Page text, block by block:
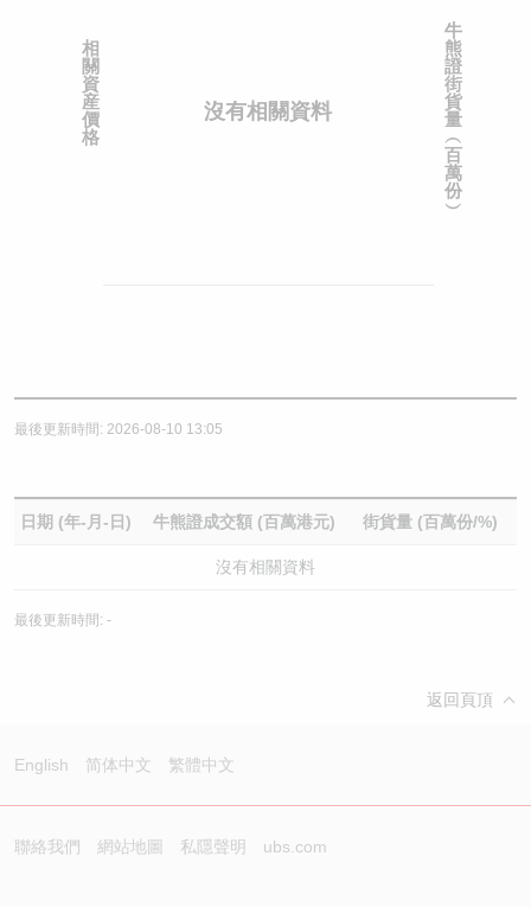
沒有相關資料
牛
熊
證
街
貨
量
︵
百
萬
份
︶
相
關
資
産
價
格
最後更新時間: 2026-08-10 13:05
日期 (年-月-日) 牛熊證成交額 (百萬港元) 街貨量 (百萬份/%)
沒有相關資料
最後更新時間: -
返回頁頂
English 简体中文 繁體中文
聯絡我們 網站地圖 私隱聲明 ubs.com
牛熊證文件及公告
牛熊證文件及公告 (瑞信)
收市競價變化